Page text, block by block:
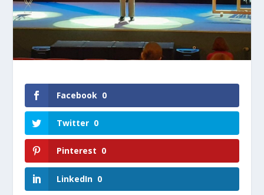
Facebook 0
Twitter 0
Pinterest 0
LinkedIn 0